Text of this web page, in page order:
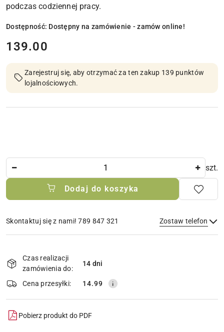
podczas codziennej pracy.
Dostępność: Dostępny na zamówienie - zamów online!
cena:
139.00
Zarejestruj się, aby otrzymać za ten zakup 139 punktów
lojalnościowych.
szt.
Dodaj do koszyka
Skontaktuj się z nami! 789 847 321 Zostaw telefon
Wyślij
dostawa
Czas realizacji
zamówienia do:
14 dni
Cena przesyłki: 14.99
Pobierz produkt do PDF